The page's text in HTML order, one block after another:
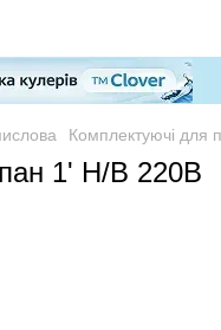
Комплектуючі для
1' Н/В 220В